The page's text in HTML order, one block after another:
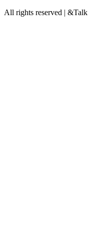
All rights reserved | &Talk